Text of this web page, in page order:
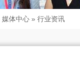
媒体中心 » 行业资讯